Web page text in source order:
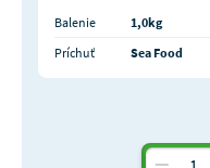
Balenie 1,0kg
Príchuť
Sea Food